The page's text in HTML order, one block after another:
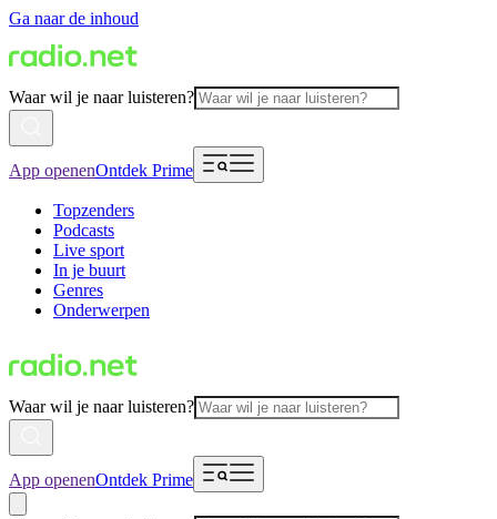
Ga naar de inhoud
Waar wil je naar luisteren?
App openenOntdek Prime
Topzenders
Podcasts
Live sport
In je buurt
Genres
Onderwerpen
Waar wil je naar luisteren?
App openenOntdek Prime